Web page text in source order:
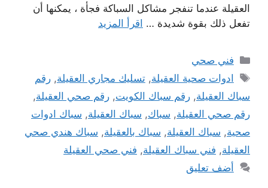
العقيلة عندما تنفجر مشاكل السباكة فجأة ، يمكنها أن
تفعل ذلك بقوة شديدة … اقرأ المزيد
التصنيفات
فني صحي
الوسوم
ادوات صحية العقيلة,تسليك مجاري العقيلة,رقم
سباك العقيلة, رقم سباك الكويت, رقم صحي العقيلة,
رقم صحي العقيلة, سباك, سباك العقيلة, سباك ادوات
صحية, سباك العقيلة, سباك بالعقيلة, سباك هندي صحي
العقيلة, فني سباك العقيلة, فني صحي العقيلة
أضف تعليق